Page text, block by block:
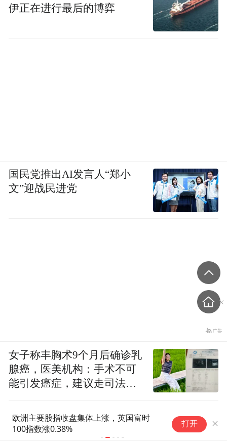
欧洲主要股指收盘集体上涨，英国富时
100指数涨0.38%
美国7月纽
预期3.71%
打开
伊正在进行最后的博弈
国民党推出AI发言人“郑小
文”迎战民进党
女子称丰胸术9个月后确诊乳
腺癌，医美机构：手术不可
能引发癌症，建议走司法途